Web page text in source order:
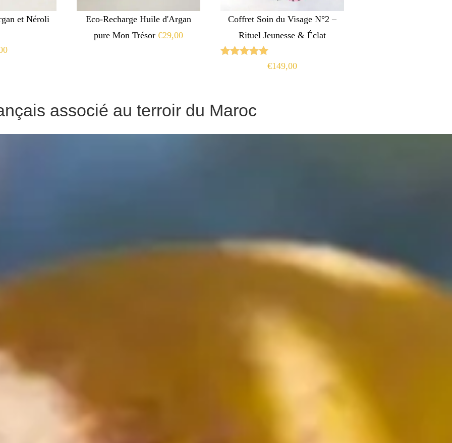
et Néroli
Eco-Recharge Huile d'Argan
pure Mon Trésor €29,00
Coffret Soin du Visage N°2 –
Rituel Jeunesse & Éclat
€149,00
associé au terroir du Maroc